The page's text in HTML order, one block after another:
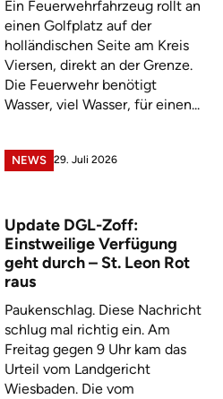
Ein Feuerwehrfahrzeug rollt an
einen Golfplatz auf der
holländischen Seite am Kreis
Viersen, direkt an der Grenze.
Die Feuerwehr benötigt
Wasser, viel Wasser, für einen...
NEWS 29. Juli 2026
Update DGL-Zoff:
Einstweilige Verfügung
geht durch – St. Leon Rot
raus
Paukenschlag. Diese Nachricht
schlug mal richtig ein. Am
Freitag gegen 9 Uhr kam das
Urteil vom Landgericht
Wiesbaden. Die vom